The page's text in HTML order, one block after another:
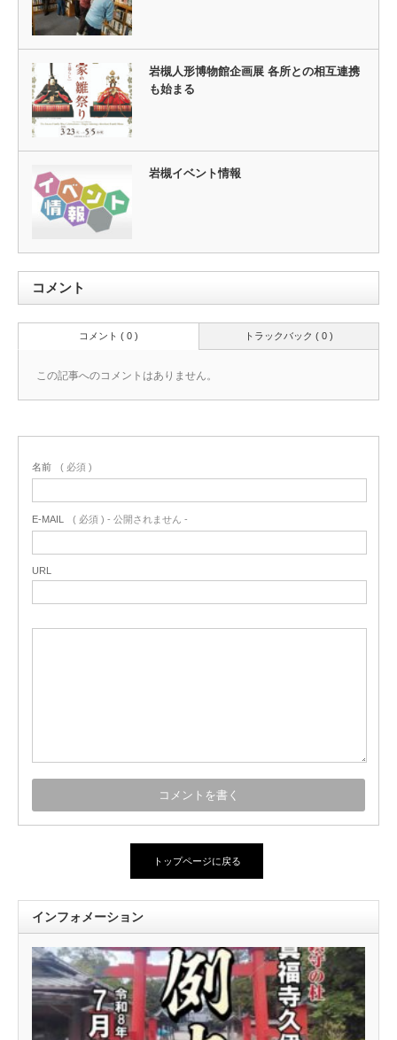
岩槻人形博物館企画展 各所との相互連携
も始まる
岩槻イベント情報
コメント
トラックバック ( 0 )
コメント ( 0 )
この記事へのコメントはありません。
名前 ( 必須 )
E-MAIL ( 必須 ) - 公開されません -
URL
トップページに戻る
インフォメーション